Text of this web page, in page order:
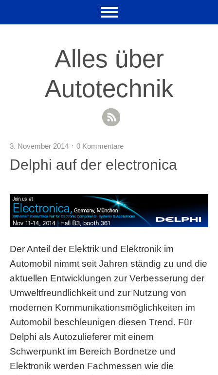
Alles über
Autotechnik
RSS Feed
3. November 2014 0 Kommentare
Delphi auf der electronica
Der Anteil der Elektrik und Elektronik im
Automobil nimmt seit Jahren ständig zu und die
aktuellen Entwicklungen zur Verbesserung der
Umweltfreundlichkeit und zur Nutzung von
modernen Kommunikationsmöglichkeiten im
Automobil beschleunigen diesen Trend. Für
Delphi als Autozulieferer mit einem
Schwerpunkt im Bereich Bordnetze und
Elektronik werden Fachmessen wie die